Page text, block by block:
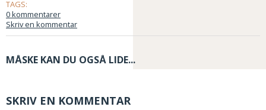
TAGS:
0 kommentarer
Skriv en kommentar
MÅSKE KAN DU OGSÅ LIDE...
SKRIV EN KOMMENTAR